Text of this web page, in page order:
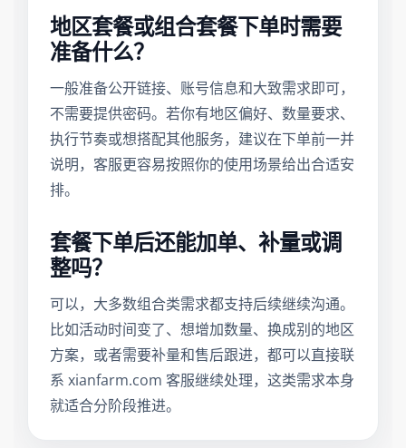
地区套餐或组合套餐下单时需要
准备什么？
一般准备公开链接、账号信息和大致需求即可，
不需要提供密码。若你有地区偏好、数量要求、
执行节奏或想搭配其他服务，建议在下单前一并
说明，客服更容易按照你的使用场景给出合适安
排。
套餐下单后还能加单、补量或调
整吗？
可以，大多数组合类需求都支持后续继续沟通。
比如活动时间变了、想增加数量、换成别的地区
方案，或者需要补量和售后跟进，都可以直接联
系 xianfarm.com 客服继续处理，这类需求本身
就适合分阶段推进。